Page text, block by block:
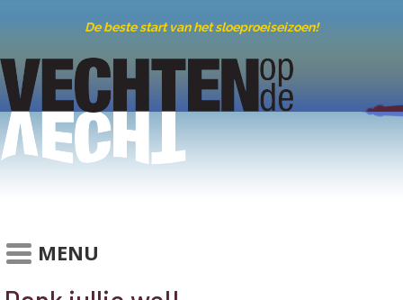
De beste start van het sloeproeiseizoen!
MENU